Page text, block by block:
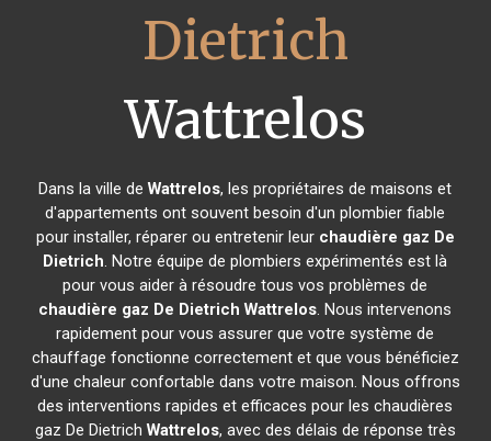
Dietrich
Wattrelos
Dans la ville deWattrelos, les propriétaires de maisons et
d'appartements ont souvent besoin d'un plombier fiable
pour installer, réparer ou entretenir leur chaudière gaz De
Dietrich. Notre équipe de plombiers expérimentés est là
pour vous aider à résoudre tous vos problèmes de
chaudière gaz De Dietrich Wattrelos. Nous intervenons
rapidement pour vous assurer que votre système de
chauffage fonctionne correctement et que vous bénéficiez
d'une chaleur confortable dans votre maison. Nous offrons
des interventions rapides et efficaces pour les chaudières
gaz De Dietrich Wattrelos, avec des délais de réponse très